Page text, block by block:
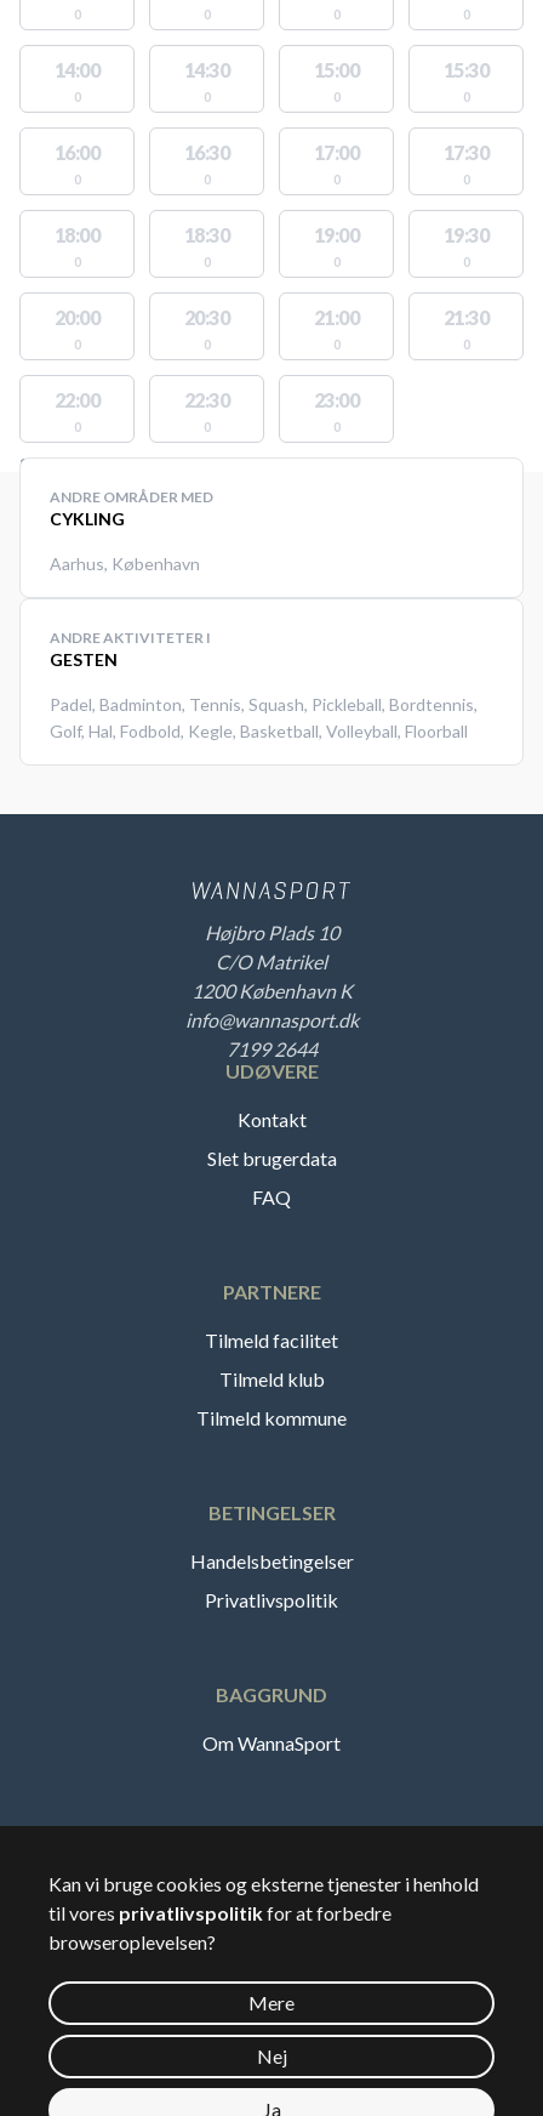
0 0 0 0
14:00
0
14:30
0
15:00
0
15:30
0
16:00
0
16:30
0
17:00
0
17:30
0
18:00
0
18:30
0
19:00
0
19:30
0
20:00
0
20:30
0
21:00
0
21:30
0
22:00
0
22:30
0
23:00
0
STEDER MED LEDIGE AKTIVITETER
ANDRE OMRÅDER MED
CYKLING
Aarhus, København
ANDRE AKTIVITETER I
GESTEN
Padel, Badminton, Tennis, Squash, Pickleball, Bordtennis,
Golf, Hal, Fodbold, Kegle, Basketball, Volleyball, Floorball
Højbro Plads 10
C/O Matrikel
1200 København K
info@wannasport.dk
7199 2644
UDØVERE
Kontakt
Slet brugerdata
FAQ
PARTNERE
Tilmeld facilitet
Tilmeld klub
Tilmeld kommune
BETINGELSER
Handelsbetingelser
Privatlivspolitik
BAGGRUND
Om WannaSport
🇸🇪Sverige
©2026Wannasport.dk
Kan vi bruge cookies og eksterne tjenester i henhold
til vores privatlivspolitikfor at forbedre
browseroplevelsen?
Mere
Nej
Ja